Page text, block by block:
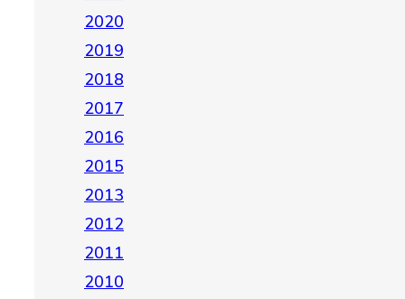
2020
2019
2018
2017
2016
2015
2013
2012
2011
2010